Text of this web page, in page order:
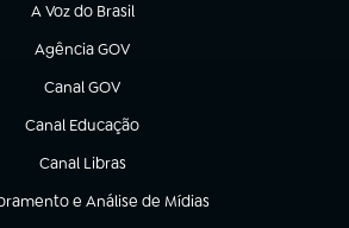
A Voz do Brasil
(abre em nova aba)
Agência GOV
(abre em nova aba)
Canal GOV
(abre em nova aba)
Canal Educação
(abre em nova aba)
Canal Libras
(abre em nova aba)
e Análise de Mídias
nova aba)